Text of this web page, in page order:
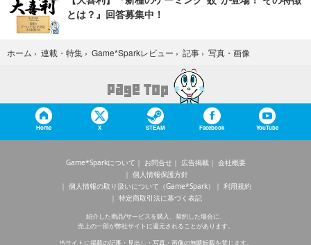
とは？』回答募集中！
ホーム › 連載・特集 › Game*Sparkレビュー › 記事 › 写真・画像
Home X STEAM Facebook YouTube
Game*Sparkについて お問合せ 広告掲載
会社概要
個人情報保護方針
個人情報の取り扱いについて（Game*Spark）
利用規約
特定商取引法に基づく表記
紹介した商品/サービスを購入、契約した場合に、
売上の一部が弊社サイトに還元されることがあります。
当サイトに掲載の記事・見出し・写真・画像の無断転載を禁じます。